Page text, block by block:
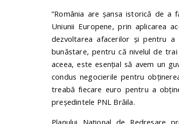
”România are șansa istorică de a
Uniunii Europene, prin aplicarea
dezvoltarea afacerilor și pentru
bunăstare, pentru că nivelul de
aceea, este esențial să avem un
condus negocierile pentru
treabă fiecare euro pentru a
președintele PNL Brăila.
Planului Național de Redresare